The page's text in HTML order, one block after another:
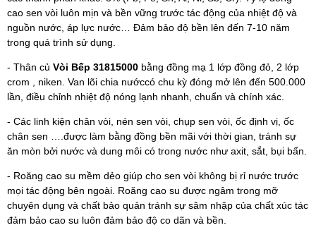
cao sen vòi luôn mịn và bền vững trước tác động của nhiệt độ và
nguồn nước, áp lực nước… Đảm bảo độ bền lên đến 7-10 năm
trong quá trình sử dụng.
- Thân củ Vòi Bếp 31815000 bằng đồng mạ 1 lớp đồng đỏ, 2 lớp
crom , niken. Van lõi chia nướccó chu kỳ đóng mở lên đến 500.000
lần, điều chỉnh nhiệt độ nóng lạnh nhanh, chuẩn và chính xác.
- Các linh kiện chân vòi, nén sen vòi, chụp sen vòi, ốc định vị, ốc
chân sen ….được làm bằng đồng bền mãi với thời gian, tránh sự
ăn mòn bởi nước và dung môi có trong nước như axit, sắt, bụi bẩn.
- Roăng cao su mềm dẻo giúp cho sen vòi không bị rỉ nước trước
mọi tác động bên ngoài. Roăng cao su được ngâm trong mỡ
chuyên dụng và chất bảo quản tránh sự sâm nhập của chất xúc tác
đảm bảo cao su luôn đảm bảo độ co dãn và bền.